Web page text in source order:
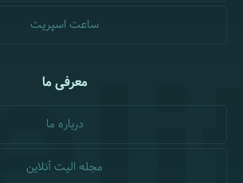
ساعت اسپریت
معرفی ما
درباره ما
مجله الیت آنلاین